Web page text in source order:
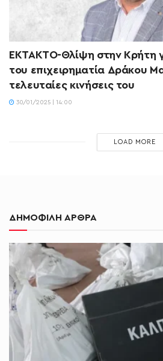
ΕΚΤΑΚΤΟ-Θλίψη στην Κρήτη
του επιχειρηματία Δράκου
τελευταίες κινήσεις του
30/01/2025 | 14:00
LOAD MORE
ΔΗΜΟΦΙΛΗ ΑΡΘΡΑ